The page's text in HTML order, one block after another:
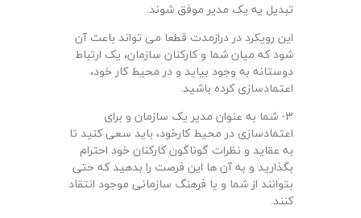
تبدیل یه یک مدیر موفق شوند.
این رویکرد در درازمدت قطعا می تواند باعث آن
شود که میان شما و کارکنان سازمان، یک ارتباط
دوستانه به وجود بیاید و در محیط کار خود،
اعتمادسازی کرده باشید.
3- شما به عنوان مدیر یک سازمان و برای
اعتمادسازی در محیط کارخود، باید سعی کنید تا
به عقاید و نظرات گوناگون کارکنان خود احترام
بگذارید و به آن ها این فرصت را بدهید که حتی
بتوانند از شما و یا فرهنگ سازمانی موجود انتقاد
کنند.